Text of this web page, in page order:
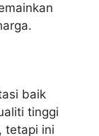
baik
tinggi
tetapi ini